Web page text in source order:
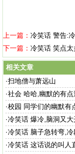
上一篇： 冷笑话 警告:
下一篇： 冷笑话 笑点
相关文章
·扫地僧与萧远山
·社会 哈哈,幽默的有点
·校园 同学们的幽默有
·冷笑话 爆冷,脑洞又大
·冷笑话 脑子急转弯,冷
·冷笑话 这话说的叫人